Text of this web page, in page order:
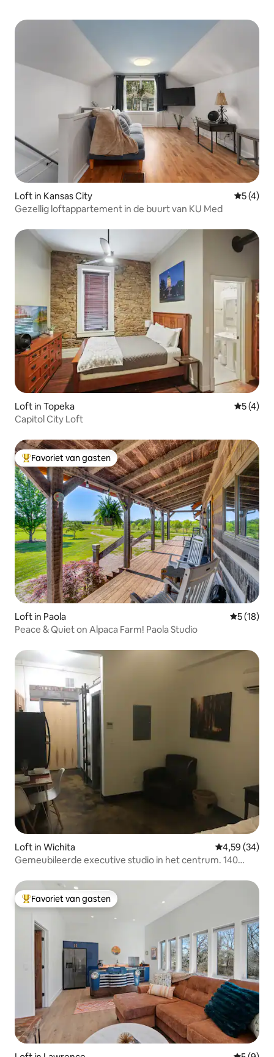
Loft in Kansas City
5 (4)
Gezellig loftappartement in de buurt van KU Med
Loft in Topeka
5 (4)
Capitol City Loft
Topfavoriet van gasten
Favoriet van gasten
Loft in Paola
5 (18)
Peace & Quiet on Alpaca Farm! Paola Studio
Loft in Wichita Gemiddelde
4,59 (34)
Gemeubileerde executive studio in het centrum. 140
Topfavoriet van gasten
Favoriet van gasten